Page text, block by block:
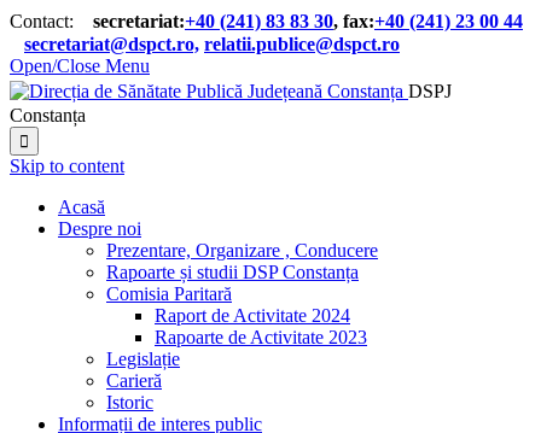
Contact: secretariat:+40 (241) 83 83 30, fax:+40 (241) 23 00 44
secretariat@dspct.ro, relatii.publice@dspct.ro
Open/Close Menu
DSPJ
Constanța

Skip to content
Acasă
Despre noi
Prezentare, Organizare , Conducere
Rapoarte și studii DSP Constanța
Comisia Paritară
Raport de Activitate 2024
Rapoarte de Activitate 2023
Legislație
Carieră
Istoric
Informații de interes public